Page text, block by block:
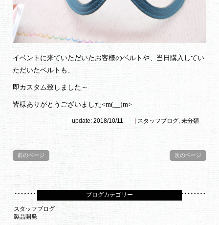
イベントに来ていただいたお客様のベルトや、当日購入してい
ただいたベルトも、
即カスタム致しました～
皆様ありがとうございました<m(__)m>
update: 2018/10/11 スタッフブログ,未分類
前のページ 次のページ
ブログカテゴリー
スタッフブログ
製品開発